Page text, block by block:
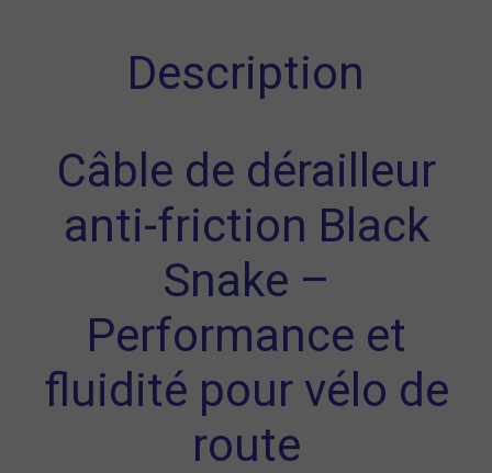
Description
Câble de dérailleur
anti-friction Black
Snake –
Performance et
fluidité pour vélo de
route